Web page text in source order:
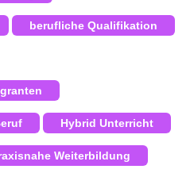
berufliche Qualifikation
Hybrid Unterricht
Weiterbildung